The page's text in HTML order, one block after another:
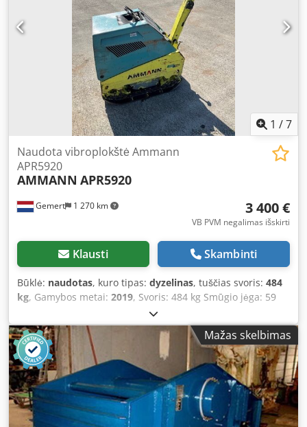
1 /7
Gemert 1 270 km
Naudota vibroplokštė Ammann
APR5920
AMMANN APR5920
3 400 €
VB PVM negalimas išskirti
Klausti Skambinti
Būklė: naudotas, kuro tipas: dyzelinas, tuščias svoris: 484
kg, Gamybos metai: 2019, Svoris: 484 kg Smūgio jėga: 59
kN Dyzelinis variklis, 1 cilindras, „Hatz“ (1b40) Važiavimas į
priekį/atgal. Elektrinis užvedimas. Dcsdoxw H Hcepfx Aklsk
Plokštės plotis: 60 cm Kaina už vienetą: 3 400 € (be PVM)
Turime sandėlyje!
Mažas skelbimas